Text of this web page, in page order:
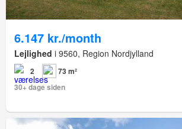
6.147 kr./month
Lejlighed i 9560, Region Nordjylland
2
73 m²
30+ dage siden